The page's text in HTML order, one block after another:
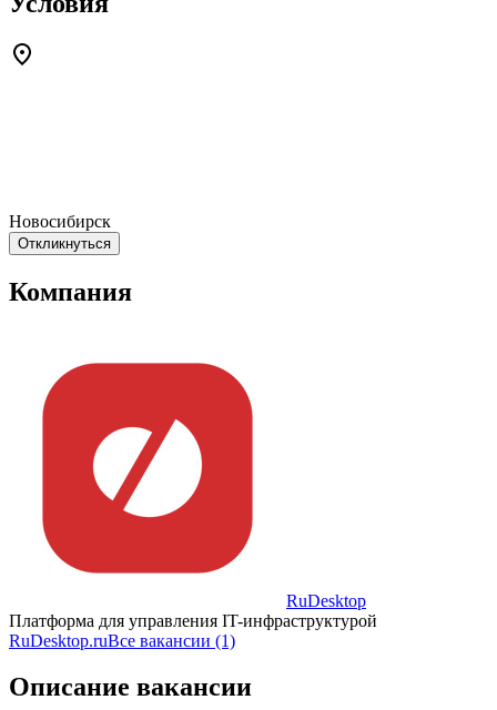
Новосибирск
Откликнуться
Компания
RuDesktop
Платформа для управления IT-инфраструктурой
RuDesktop.ruВсе вакансии (1)
Описание вакансии